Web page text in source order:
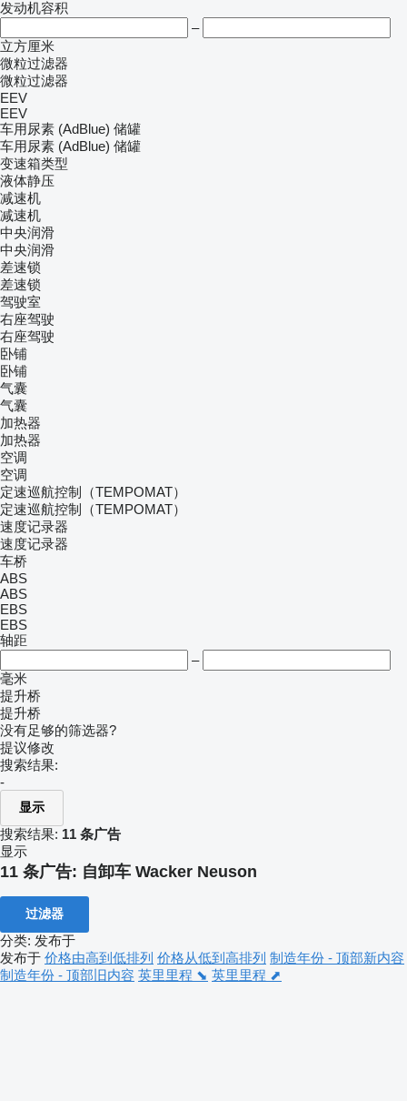
发动机容积
–
立方厘米
微粒过滤器
微粒过滤器
EEV
EEV
车用尿素 (AdBlue) 储罐
车用尿素 (AdBlue) 储罐
变速箱类型
液体静压
减速机
减速机
中央润滑
中央润滑
差速锁
差速锁
驾驶室
右座驾驶
右座驾驶
卧铺
卧铺
气囊
气囊
加热器
加热器
空调
空调
定速巡航控制（TEMPOMAT）
定速巡航控制（TEMPOMAT）
速度记录器
速度记录器
车桥
ABS
ABS
EBS
EBS
轴距
–
毫米
提升桥
提升桥
没有足够的筛选器?
提议修改
搜索结果:
-
显示
搜索结果: 11 条广告
显示
11 条广告: 自卸车 Wacker Neuson
过滤器
分类: 发布于
发布于 价格由高到低排列 价格从低到高排列 制造年份 - 顶部新内容
制造年份 - 顶部旧内容 英里里程 ⬊ 英里里程 ⬈